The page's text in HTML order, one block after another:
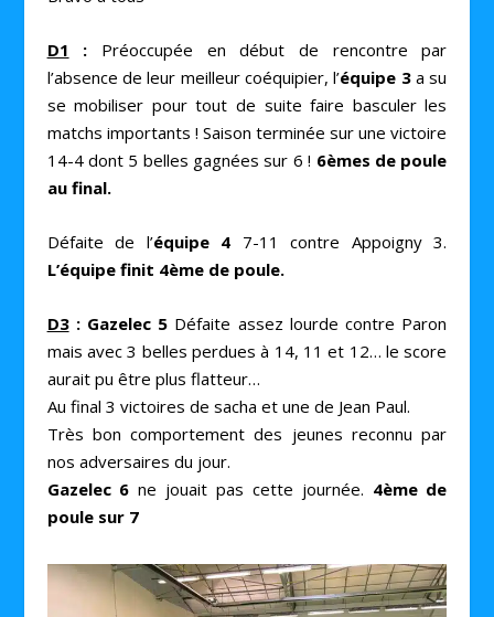
D1 : Préoccupée en début de rencontre par
l’absence de leur meilleur coéquipier, l’équipe 3a su
se mobiliser pour tout de suite faire basculer les
matchs importants ! Saison terminée sur une victoire
14-4 dont 5 belles gagnées sur 6 ! 6èmes de poule
au final.
Défaite de l’équipe 4 7-11 contre Appoigny 3.
L’équipe finit 4ème de poule.
D3: Gazelec 5 Défaite assez lourde contre Paron
mais avec 3 belles perdues à 14, 11 et 12… le score
aurait pu être plus flatteur…
Au final 3 victoires de sacha et une de Jean Paul.
Très bon comportement des jeunes reconnu par
nos adversaires du jour.
Gazelec 6 ne jouait pas cette journée. 4ème de
poule sur 7